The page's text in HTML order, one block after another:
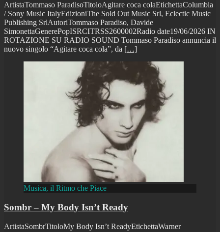
ArtistaTommaso ParadisoTitoloAgitare coca colaEtichettaColumbia
/ Sony Music ItalyEdizioniThe Sold Out Music Srl, Eclectic Music
Publishing SrlAutoriTommaso Paradiso, Davide
SimonettaGenerePopISRCITRSS2600002Radio date19/06/2026 IN
ROTAZIONE SU RADIO SOUND Tommaso Paradiso annuncia il
nuovo singolo “Agitare coca cola”, da […]
Musica, il Ritmo che Piace
Sombr – My Body Isn’t Ready
ArtistaSombrTitoloMy Body Isn’t ReadyEtichettaWarner